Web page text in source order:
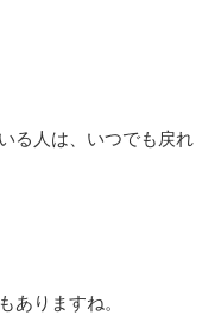
る人は、いつでも戻れ
ありますね。